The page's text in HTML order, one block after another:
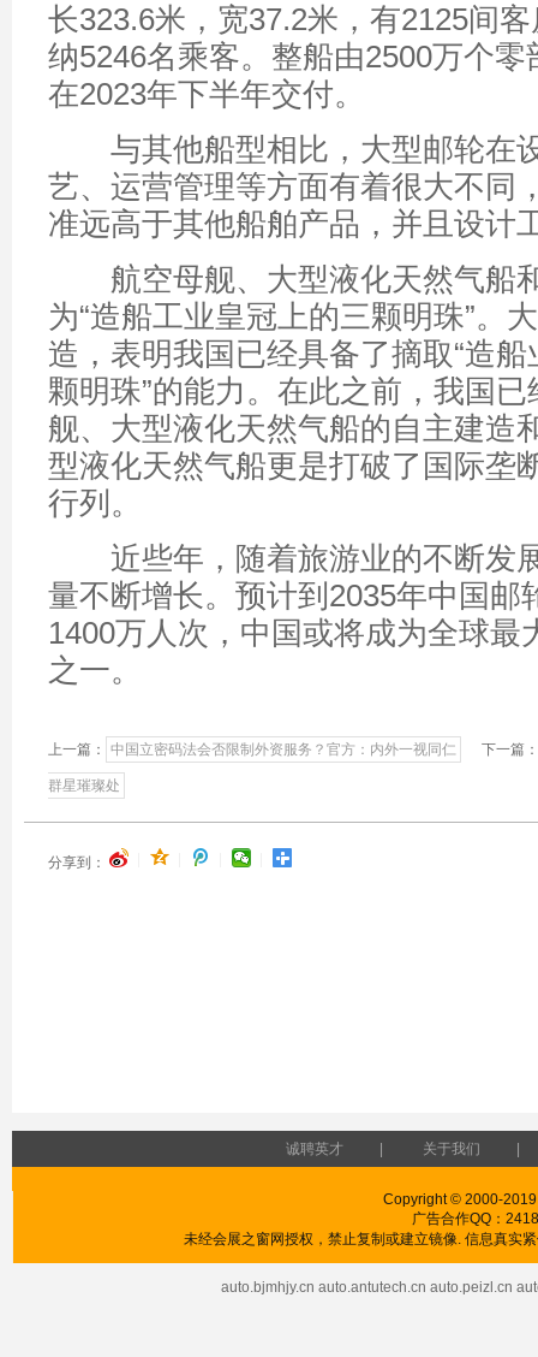
长323.6米，宽37.2米，有2125间
纳5246名乘客。整船由2500万个
在2023年下半年交付。
与其他船型相比，大型邮轮在
艺、运营管理等方面有着很大不同
准远高于其他船舶产品，并且设计
航空母舰、大型液化天然气船
为“造船工业皇冠上的三颗明珠”。
造，表明我国已经具备了摘取“造
颗明珠”的能力。在此之前，我国
舰、大型液化天然气船的自主建造
型液化天然气船更是打破了国际垄
行列。
近些年，随着旅游业的不断发
量不断增长。预计到2035年中国邮
1400万人次，中国或将成为全球最
之一。
上一篇： 中国立密码法会否限制外资服务？官方：内外一视同仁 下一篇：
群星璀璨处
分享到：
诚聘英才 关于我们
Copyright © 2000-
广告合作QQ：
未经会展之窗网授权，禁止复制或建立镜像. 信息真实
auto.bjmhjy.cn auto.antutech.cn auto.peizl.cn